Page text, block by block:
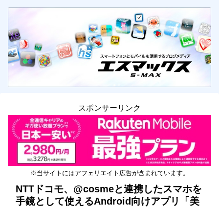
スポンサーリンク
※当サイトにはアフェリエイト広告が含まれています。
NTTドコモ、@cosmeと連携したスマホを
手鏡として使えるAndroid向けアプリ「美